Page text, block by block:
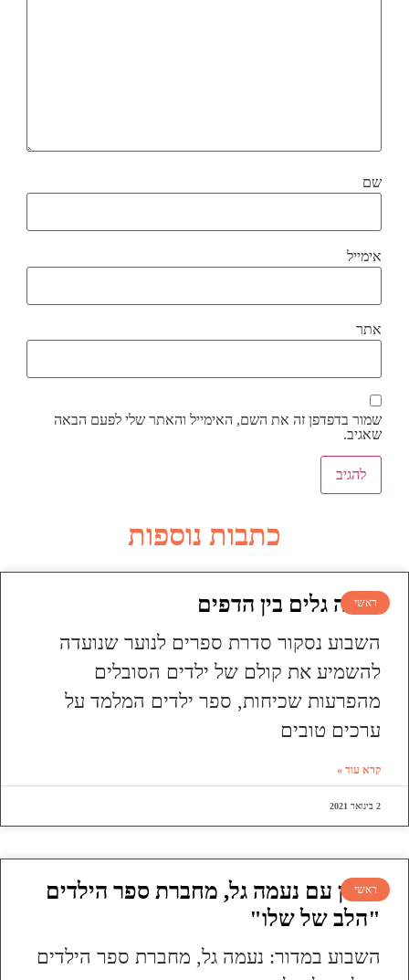
שם
אימייל
אתר
שמור בדפדפן זה את השם, האימייל והאתר שלי לפעם הבאה
שאגיב.
כתבות נוספות
ראשי
עושה גלים בין הדפים
השבוע נסקור סדרת ספרים לנוער שנועדה
להשמיע את קולם של ילדים הסובלים
מהפרעות שכיחות, ספר ילדים המלמד על
ערכים טובים
קרא עוד »
2 בינואר 2021
ראשי
ראיון עם נעמה גל, מחברת ספר הילדים
"הלב של שלו"
השבוע במדור: נעמה גל, מחברת ספר הילדים